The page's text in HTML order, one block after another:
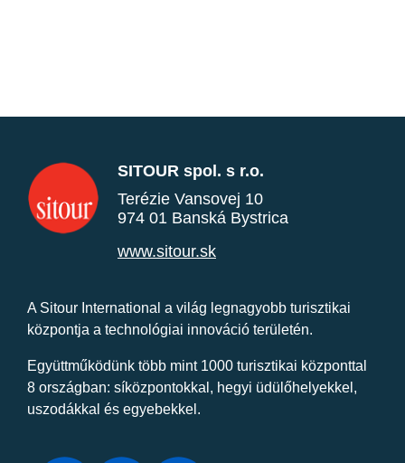
SITOUR spol. s r.o.
Terézie Vansovej 10
974 01 Banská Bystrica
www.sitour.sk
A Sitour International a világ legnagyobb turisztikai
központja a technológiai innováció területén.
Együttműködünk több mint 1000 turisztikai központtal
8 országban: síközpontokkal, hegyi üdülőhelyekkel,
uszodákkal és egyebekkel.